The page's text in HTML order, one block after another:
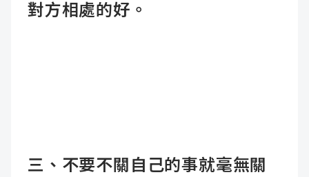
對方相處的好。
三、不要不關自己的事就毫無關